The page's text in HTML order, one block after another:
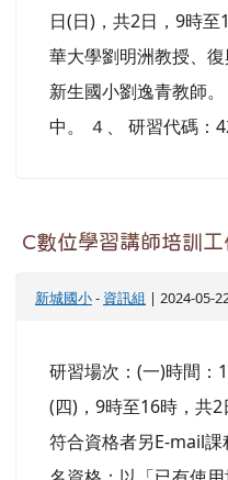
日(日)，共2日，9時
華大學劉明洲教授、
新生國小劉逸青教師
中。 ４、 研習代碼：
C數位學習講師培訓
新城國小- 資訊組 | 2024-05-
研習場次：(一)時間：
(四)，9時至16時，共2
符合資格者另E-mail